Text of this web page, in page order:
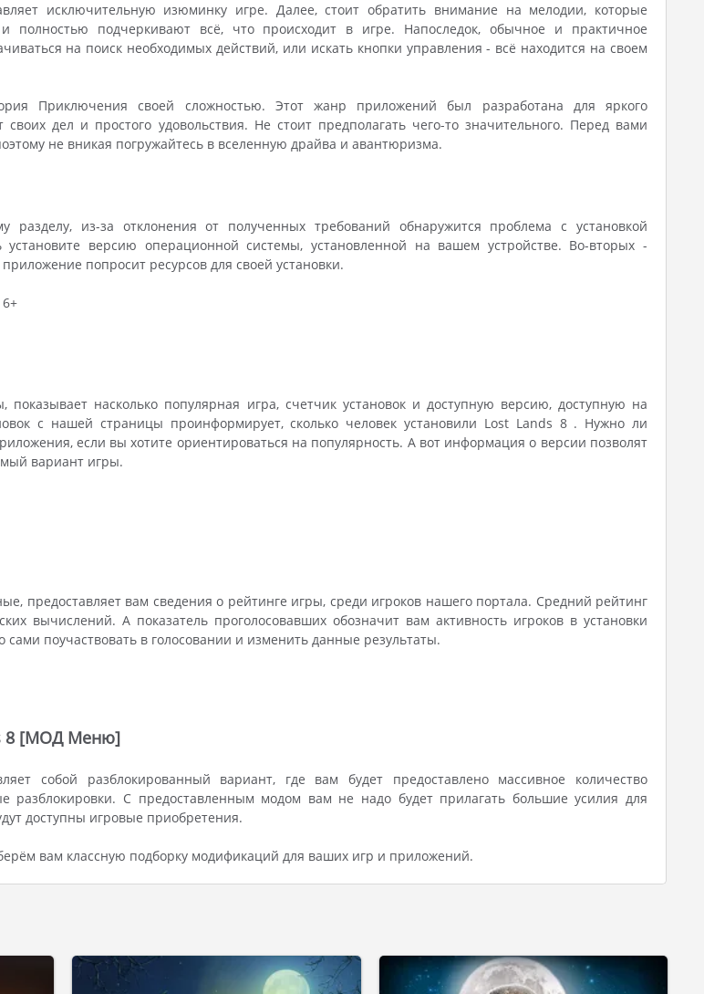
исключительную изюминку игре. Далее, стоит обратить внимание на мелодии, которые
полностью подчеркивают всё, что происходит в игре. Напоследок, обычное и практичное
на поиск необходимых действий, или искать кнопки управления - всё находится на своем
Приключения своей сложностью. Этот жанр приложений был разработана для яркого
дел и простого удовольствия. Не стоит предполагать чего-то значительного. Перед вами
не вникая погружайтесь в вселенную драйва и авантюризма.
разделу, из-за отклонения от полученных требований обнаружится проблема с установкой
версию операционной системы, установленной на вашем устройстве. Во-вторых -
приложение попросит ресурсов для своей установки.
показывает насколько популярная игра, счетчик установок и доступную версию, доступную на
с нашей страницы проинформирует, сколько человек установили Lost Lands 8 . Нужно ли
если вы хотите ориентироваться на популярность. А вот информация о версии позволят
вариант игры.
предоставляет вам сведения о рейтинге игры, среди игроков нашего портала. Средний рейтинг
вычислений. А показатель проголосовавших обозначит вам активность игроков в установки
поучаствовать в голосовании и изменить данные результаты.
8 [МОД Меню]
собой разблокированный вариант, где вам будет предоставлено массивное количество
разблокировки. С предоставленным модом вам не надо будет прилагать большие усилия для
доступны игровые приобретения.
вам классную подборку модификаций для ваших игр и приложений.